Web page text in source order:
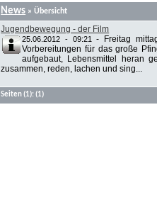
News » Übersicht
Jugendbewegung - der Film
25.06.2012 - 09:21-
Freitag
Vorbereitungen für das große
aufgebaut, Lebensmittel heran
zusammen, reden, lachen und sing...
Seiten(1):(1)